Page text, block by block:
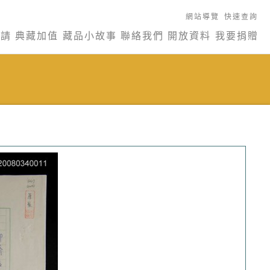
網站導覽 快速查詢
典藏加值 藏品小故事 聯絡我們 開放資料 我要捐贈